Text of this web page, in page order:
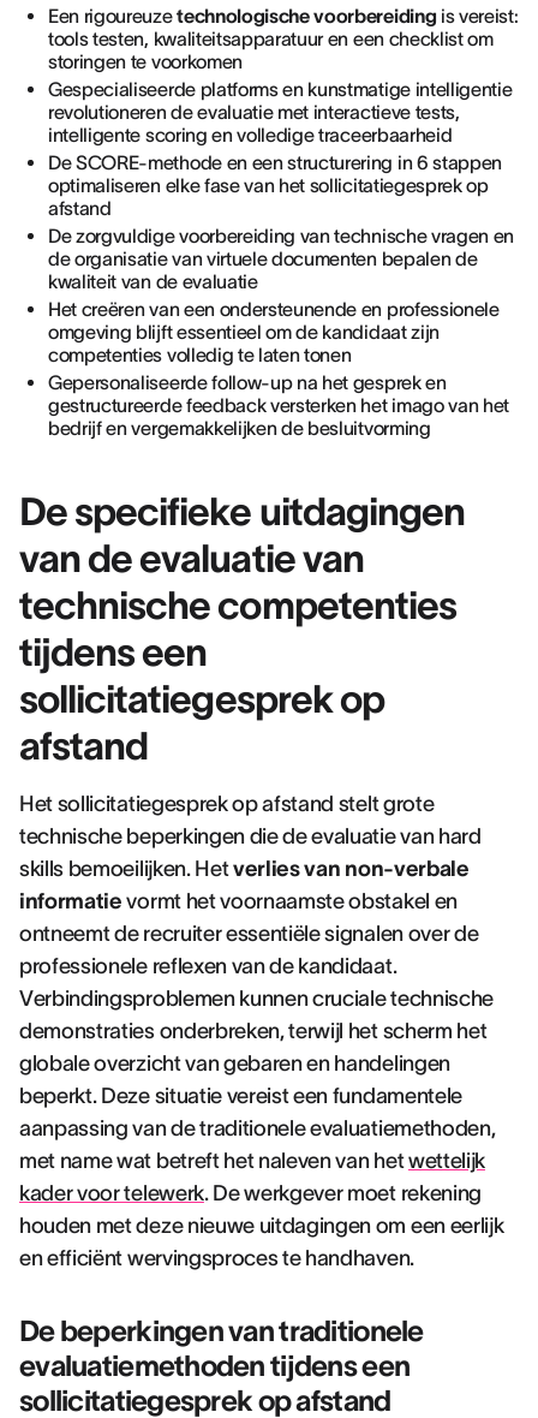
Een rigoureuzetechnologische voorbereiding is vereist:
tools testen, kwaliteitsapparatuur en een checklist om
storingen te voorkomen
Gespecialiseerde platforms en kunstmatige intelligentie
revolutioneren de evaluatie met interactieve tests,
intelligente scoring en volledige traceerbaarheid
De SCORE-methode en een structurering in 6 stappen
optimaliseren elke fase van het sollicitatiegesprek op
afstand
De zorgvuldige voorbereiding van technische vragen en
de organisatie van virtuele documenten bepalen de
kwaliteit van de evaluatie
Het creëren van een ondersteunende en professionele
omgeving blijft essentieel om de kandidaat zijn
competenties volledig te laten tonen
Gepersonaliseerde follow-up na het gesprek en
gestructureerde feedback versterken het imago van het
bedrijf en vergemakkelijken de besluitvorming
De specifieke uitdagingen
van de evaluatie van
technische competenties
tijdens een
sollicitatiegesprek op
afstand
Het sollicitatiegesprek op afstand stelt grote
technische beperkingen die de evaluatie van hard
skills bemoeilijken. Hetverlies van non-verbale
informatie vormt het voornaamste obstakel en
ontneemt de recruiter essentiële signalen over de
professionele reflexen van de kandidaat.
Verbindingsproblemen kunnen cruciale technische
demonstraties onderbreken, terwijl het scherm het
globale overzicht van gebaren en handelingen
beperkt. Deze situatie vereist een fundamentele
aanpassing van de traditionele evaluatiemethoden,
met name wat betreft het naleven van hetwettelijk
kader voor telewerk. De werkgever moet rekening
houden met deze nieuwe uitdagingen om een eerlijk
en efficiënt wervingsproces te handhaven.
De beperkingen van traditionele
evaluatiemethoden tijdens een
sollicitatiegesprek op afstand